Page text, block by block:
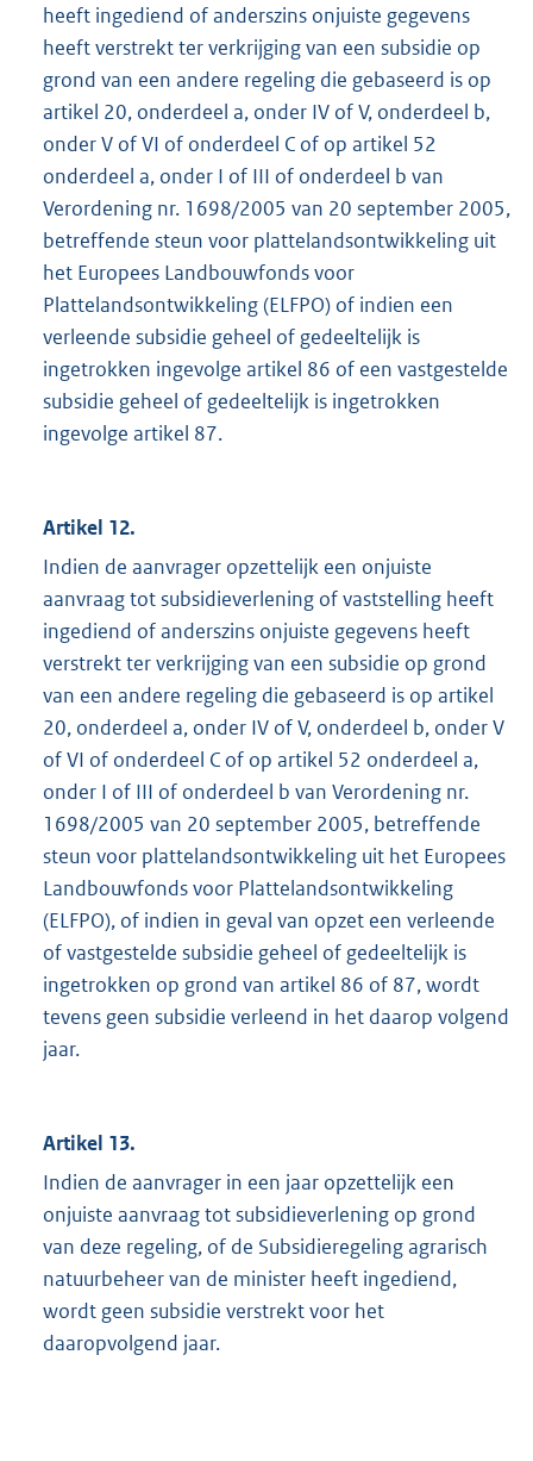
heeft ingediend of anderszins onjuiste gegevens
heeft verstrekt ter verkrijging van een subsidie op
grond van een andere regeling die gebaseerd is op
artikel 20, onderdeel a, onder IV of V, onderdeel b,
onder V of VI of onderdeel C of op artikel 52
onderdeel a, onder I of III of onderdeel b van
Verordening nr. 1698/2005 van 20 september 2005,
betreffende steun voor plattelandsontwikkeling uit
het Europees Landbouwfonds voor
Plattelandsontwikkeling (ELFPO) of indien een
verleende subsidie geheel of gedeeltelijk is
ingetrokken ingevolge artikel 86 of een vastgestelde
subsidie geheel of gedeeltelijk is ingetrokken
ingevolge artikel 87.
Artikel 12.
Indien de aanvrager opzettelijk een onjuiste
aanvraag tot subsidieverlening of vaststelling heeft
ingediend of anderszins onjuiste gegevens heeft
verstrekt ter verkrijging van een subsidie op grond
van een andere regeling die gebaseerd is op artikel
20, onderdeel a, onder IV of V, onderdeel b, onder V
of VI of onderdeel C of op artikel 52 onderdeel a,
onder I of III of onderdeel b van Verordening nr.
1698/2005 van 20 september 2005, betreffende
steun voor plattelandsontwikkeling uit het Europees
Landbouwfonds voor Plattelandsontwikkeling
(ELFPO), of indien in geval van opzet een verleende
of vastgestelde subsidie geheel of gedeeltelijk is
ingetrokken op grond van artikel 86 of 87, wordt
tevens geen subsidie verleend in het daarop volgend
jaar.
Artikel 13.
Indien de aanvrager in een jaar opzettelijk een
onjuiste aanvraag tot subsidieverlening op grond
van deze regeling, of de Subsidieregeling agrarisch
natuurbeheer van de minister heeft ingediend,
wordt geen subsidie verstrekt voor het
daaropvolgend jaar.